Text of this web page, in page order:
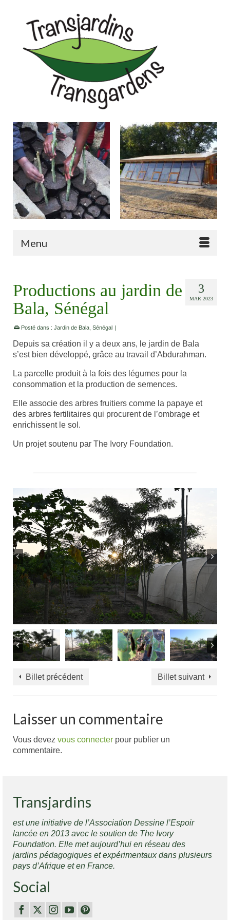
Menu
3
MAR 2023
Productions au jardin de
Bala, Sénégal
Posté dans : Jardin de Bala Sénégal |
Depuis sa création il y a deux ans, le jardin de Bala
s’est bien développé, grâce au travail d’Abdurahman.
La parcelle produit à la fois des légumes pour la
consommation et la production de semences.
Elle associe des arbres fruitiers comme la papaye et
des arbres fertilitaires qui procurent de l’ombrage et
enrichissent le sol.
Un projet soutenu par The Ivory Foundation.
Billet précédent Billet suivant
Laisser un commentaire
Vous devez vous connecter pour publier un
commentaire.
Transjardins
est une initiative de l’Association Dessine l’Espoir
lancée en 2013 avec le soutien de The Ivory
Foundation. Elle met aujourd’hui en réseau des
jardins pédagogiques et expérimentaux dans plusieurs
pays d’Afrique et en France.
Social